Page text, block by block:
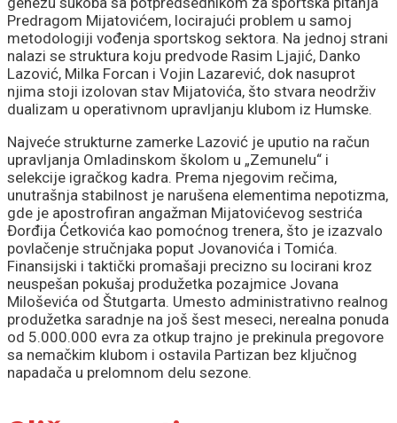
Predragom Mijatovićem, locirajući problem u samoj
metodologiji vođenja sportskog sektora. Na jednoj strani
nalazi se struktura koju predvode Rasim Ljajić, Danko
Lazović, Milka Forcan i Vojin Lazarević, dok nasuprot
njima stoji izolovan stav Mijatovića, što stvara neodrživ
dualizam u operativnom upravljanju klubom iz Humske.
Najveće strukturne zamerke Lazović je uputio na račun
upravljanja Omladinskom školom u „Zemunelu“ i
selekcije igračkog kadra. Prema njegovim rečima,
unutrašnja stabilnost je narušena elementima nepotizma,
gde je apostrofiran angažman Mijatovićevog sestrića
Đorđija Ćetkovića kao pomoćnog trenera, što je izazvalo
povlačenje stručnjaka poput Jovanovića i Tomića.
Finansijski i taktički promašaji precizno su locirani kroz
neuspešan pokušaj produžetka pozajmice Jovana
Miloševića od Štutgarta. Umesto administrativno realnog
produžetka saradnje na još šest meseci, nerealna ponuda
od 5.000.000 evra za otkup trajno je prekinula pregovore
sa nemačkim klubom i ostavila Partizan bez ključnog
napadača u prelomnom delu sezone.